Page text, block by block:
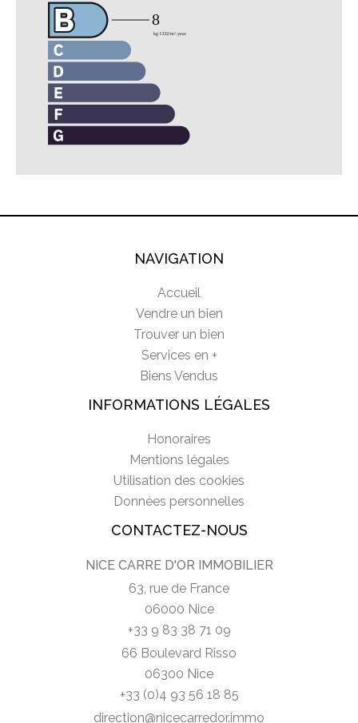
NAVIGATION
Accueil
Vendre un bien
Trouver un bien
Services en +
Biens Vendus
INFORMATIONS LÉGALES
Honoraires
Mentions légales
Utilisation des cookies
Données personnelles
CONTACTEZ-NOUS
NICE CARRE D'OR IMMOBILIER
63, rue de France
06000 Nice
+33 9 83 38 71 09
66 Boulevard Risso
06300 Nice
+33 (0)4 93 56 18 85
direction@nicecarredor.immo